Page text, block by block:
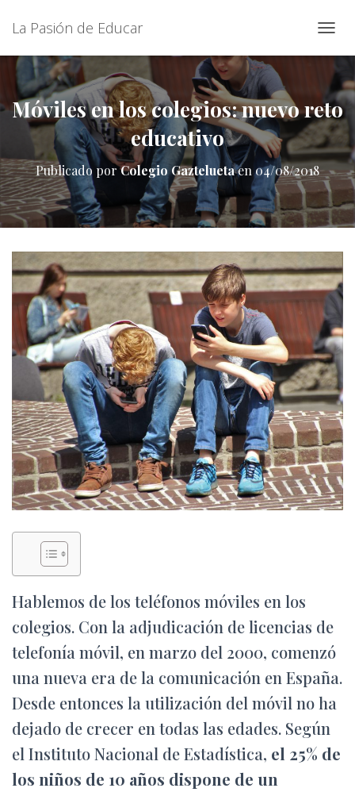
La Pasión de Educar
A
B
I
A
R
M
O
D
O
D
E
A
V
E
G
C
I
Ó
N
Móviles en los colegios: nuevo reto
educativo
Publicado porColegio Gazteluetaen04/08/2018
Hablemos de los teléfonos móviles en los
colegios. Con la adjudicación de licencias de
telefonía móvil, en marzo del 2000, comenzó
una nueva era de la comunicación en España.
Desde entonces la utilización del móvil no ha
dejado de crecer en todas las edades. Según
el Instituto Nacional de Estadística, el 25% de
los niños de 10 años dispone de un